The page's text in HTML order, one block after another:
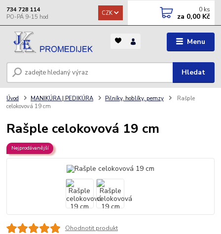
Menu
CZK
Hledat
734 728 114 0 ks
za 0,00 Kč
Úvod MANIKÚRA | PEDIKÚRA Pilníky, hoblíky, pemzy
Rašple
celokovová 19 cm
Rašple celokovová 19 cm
Nejprodávanější
Ohodnotit produkt